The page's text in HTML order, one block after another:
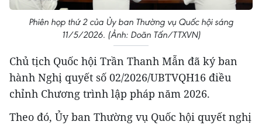
Phiên họp thứ 2 của Ủy ban Thường vụ Quốc hội sáng
11/5/2026. (Ảnh: Doãn Tấn/TTXVN)
Chủ tịch Quốc hội Trần Thanh Mẫn đã ký ban
hành Nghị quyết số 02/2026/UBTVQH16 điều
chỉnh Chương trình lập pháp năm 2026.
Theo đó, Ủy ban Thường vụ Quốc hội quyết nghị